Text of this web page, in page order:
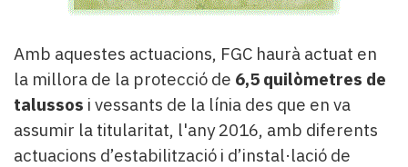
Amb aquestes actuacions, FGC haurà actuat en
la millora de la protecció de 6,5 quilòmetres de
talussos i vessants de la línia des que en va
assumir la titularitat, l'any 2016, amb diferents
actuacions d’estabilització i d’instal·lació de